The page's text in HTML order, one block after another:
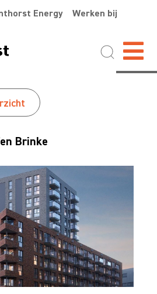
Energy Werken bij
Brinke